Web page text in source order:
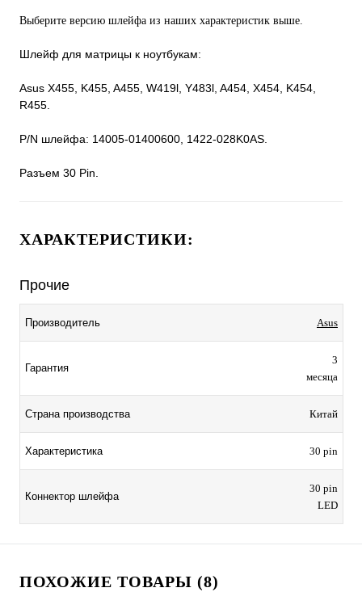
Выберите версию шлейфа из наших характеристик выше.
Шлейф для матрицы к ноутбукам:
Asus X455, K455, A455, W419l, Y483l, A454, X454, K454,
R455.
P/N шлейфа: 14005-01400600, 1422-028K0AS.
Разъем 30 Pin.
ХАРАКТЕРИСТИКИ:
Прочие
Производитель Asus
Гарантия
3
месяца
Страна производства Китай
Характеристика 30 pin
Коннектор шлейфа
30 pin
LED
ПОХОЖИЕ ТОВАРЫ (8)